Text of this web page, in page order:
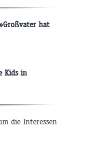
hat
Kids in
die Interessen